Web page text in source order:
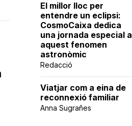
El millor lloc per
entendre un eclipsi:
CosmoCaixa dedica
una jornada especial a
aquest fenomen
astronòmic
Redacció
Viatjar com a eina de
reconnexió familiar
Anna Sugrañes